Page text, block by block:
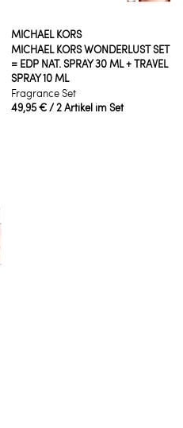
MICHAEL KORS
MICHAEL KORS WONDERLUST SET
= EDP NAT. SPRAY 30 ML + TRAVEL
SPRAY 10 ML
Fragrance Set
49,95 €/ 2 Artikel im Set